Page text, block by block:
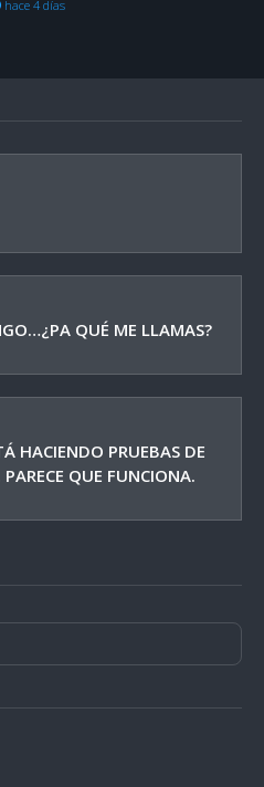
QUÉ ME LLAMAS?
HACIENDO PRUEBAS DE
QUE FUNCIONA.
hace 4 días